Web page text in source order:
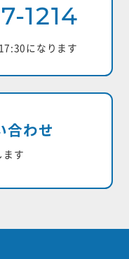
1214
になります
合わせ
ます